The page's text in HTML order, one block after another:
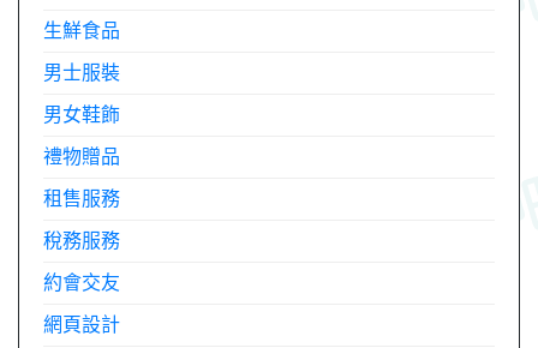
生鮮食品
男士服裝
男女鞋飾
禮物贈品
租售服務
稅務服務
約會交友
網頁設計